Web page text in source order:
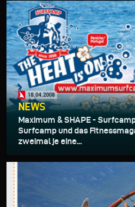
18.04.2008
NEWS
Maximum & SHAPE -
Surfcamp und das
zweimal je eine...